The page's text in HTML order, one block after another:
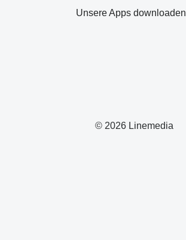
© 2026 Linemedia
Unsere Apps downloaden